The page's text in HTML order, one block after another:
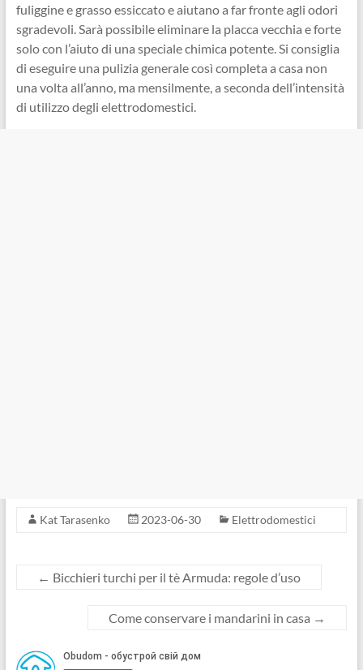
fuliggine e grasso essiccato e aiutano a far fronte agli odori
sgradevoli. Sarà possibile eliminare la placca vecchia e forte
solo con l’aiuto di una speciale chimica potente. Si consiglia
di eseguire una pulizia generale così completa a casa non
una volta all’anno, ma mensilmente, a seconda dell’intensità
di utilizzo degli elettrodomestici.
Kat Tarasenko 2023-06-30 Elettrodomestici
← Bicchieri turchi per il tè Armuda: regole d’uso
Come conservare i mandarini in casa →